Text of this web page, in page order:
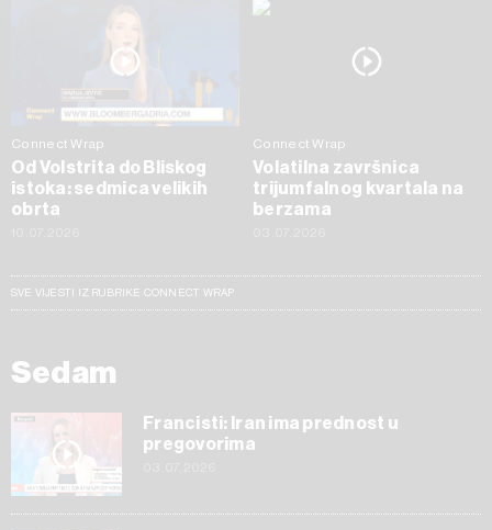
Connect Wrap
Od Volstrita do Bliskog
istoka: sedmica velikih
obrta
Connect Wrap
Volatilna završnica
trijumfalnog kvartala na
berzama
SVE VIJESTI IZ RUBRIKE CONNECT WRAP
Sedam
Francisti: Iran ima prednost u
pregovorima